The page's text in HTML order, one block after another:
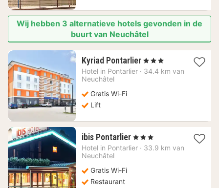
Wij hebben 3 alternatieve hotels gevonden in de
buurt van Neuchâtel
Kyriad Pontarlier 1
nacht
, 3 Sterren
Hotel in Pontarlier · 34.4 km van
Neuchâtel
Gratis Wi-Fi
Lift
ibis Pontarlier 1
nacht
, 3 Sterren
Hotel in Pontarlier · 33.9 km van
Neuchâtel
Gratis Wi-Fi
Restaurant